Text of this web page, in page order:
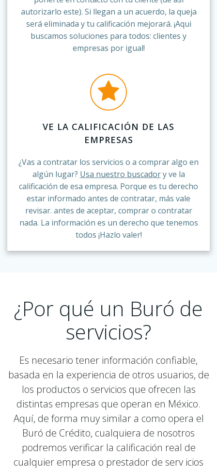
autorizarlo este). Si llegan a un acuerdo, la queja
será eliminada y tu calificación mejorará. ¡Aqui
buscamos soluciones para todos: clientes y
empresas por igual!
VE LA CALIFICACIÓN DE LAS
EMPRESAS
¿Vas a contratar los servicios o a comprar algo en
algún lugar? Usa nuestro buscadory ve la
calificación de esa empresa. Porque es tu derecho
estar informado antes de contratar, más vale
revisar. antes de aceptar, comprar o contratar
nada. La información es un derecho que tenemos
todos ¡Hazlo valer!
¿Por qué un Buró de
servicios?
Es necesario tener información confiable,
basada en la experiencia de otros usuarios, de
los productos o servicios que ofrecen las
distintas empresas que operan en México.
Aquí, de forma muy similar a como opera el
Buró de Crédito, cualquiera de nosotros
podremos verificar la calificación real de
cualquier empresa o prestador de serv icios